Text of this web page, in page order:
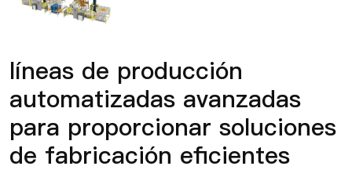
líneas de producción
automatizadas avanzadas
para proporcionar soluciones
de fabricación eficientes